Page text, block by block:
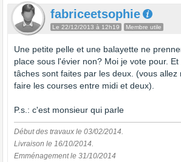
fabriceetsophie
Le 22/12/2013 à 12h19 Membre utile
Une petite pelle et une balayette ne
place sous l'évier non? Moi je vote pour.
tâches sont faites par les deux. (vous allez
faire les courses entre midi et deux).
P.s.: c'est monsieur qui parle
Début des travaux le 03/02/2014.
Livraison le 16/10/2014.
Emménagement le 31/10/2014